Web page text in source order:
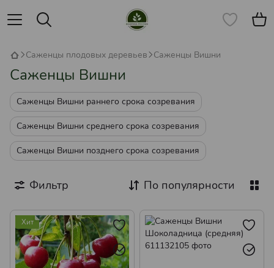
Саженцы плодовых деревьев Саженцы Вишни
Саженцы Вишни
Саженцы Вишни раннего срока созревания
Саженцы Вишни среднего срока созревания
Саженцы Вишни позднего срока созревания
Фильтр По популярности
Хит